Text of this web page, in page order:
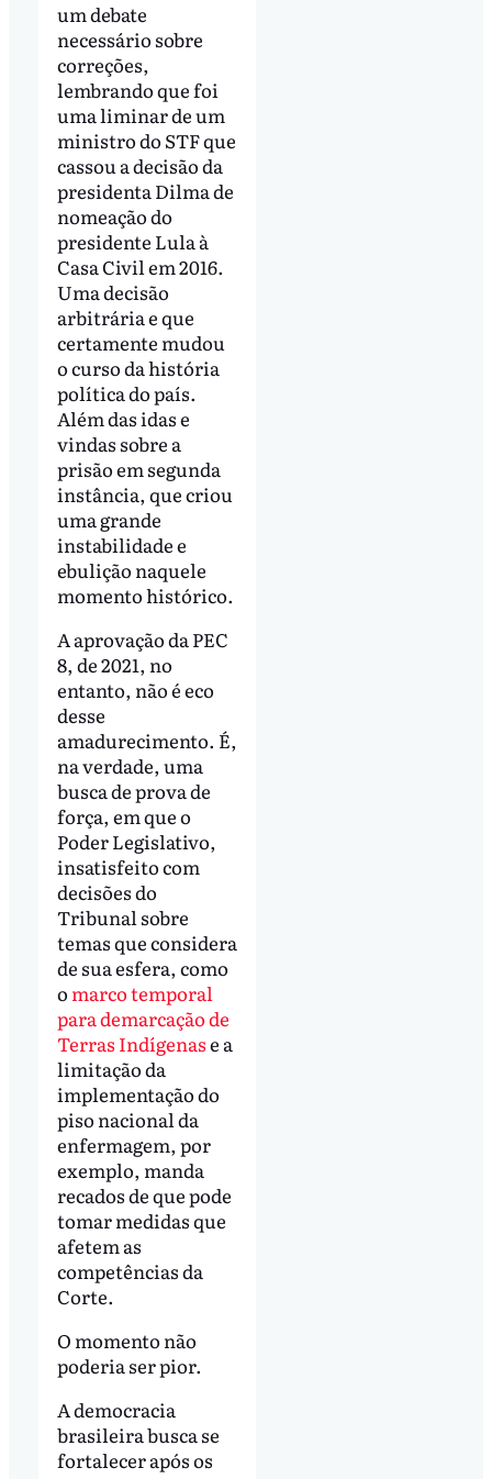
um debate
necessário sobre
correções,
lembrando que foi
uma liminar de um
ministro do STF que
cassou a decisão da
presidenta Dilma de
nomeação do
presidente Lula à
Casa Civil em 2016.
Uma decisão
arbitrária e que
certamente mudou
o curso da história
política do país.
Além das idas e
vindas sobre a
prisão em segunda
instância, que criou
uma grande
instabilidade e
ebulição naquele
momento histórico.
A aprovação da PEC
8, de 2021, no
entanto, não é eco
desse
amadurecimento. É,
na verdade, uma
busca de prova de
força, em que o
Poder Legislativo,
insatisfeito com
decisões do
Tribunal sobre
temas que considera
de sua esfera, como
o marco temporal
para demarcação de
Terras Indígenase a
limitação da
implementação do
piso nacional da
enfermagem, por
exemplo, manda
recados de que pode
tomar medidas que
afetem as
competências da
Corte.
O momento não
poderia ser pior.
A democracia
brasileira busca se
fortalecer após os